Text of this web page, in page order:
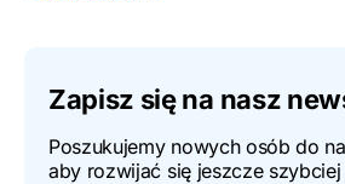
Zapisz się na nasz
Poszukujemy nowych osób do
aby rozwijać się jeszcze szybciej